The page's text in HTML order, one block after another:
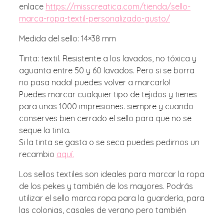
enlace https://misscreatica.com/tienda/sello-
marca-ropa-textil-personalizado-gusto/
Medida del sello: 14×38 mm
Tinta: textil. Resistente a los lavados, no tóxica y
aguanta entre 50 y 60 lavados. Pero si se borra
no pasa nada! puedes volver a marcarlo!
Puedes marcar cualquier tipo de tejidos y tienes
para unas 1000 impresiones. siempre y cuando
conserves bien cerrado el sello para que no se
seque la tinta.
Si la tinta se gasta o se seca puedes pedirnos un
recambio aquí.
Los sellos textiles son ideales para marcar la ropa
de los pekes y también de los mayores. Podrás
utilizar el sello marca ropa para la guardería, para
las colonias, casales de verano pero también